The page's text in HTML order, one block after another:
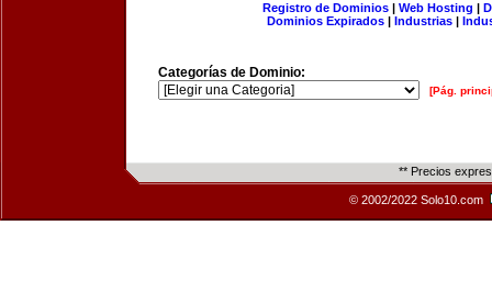
Registro de Dominios| Web Hosting |
Dominios Expirados | Industrias |
Categorías de Dominio:
[Pág.
** Precios
© 2002/2022 Solo10.com